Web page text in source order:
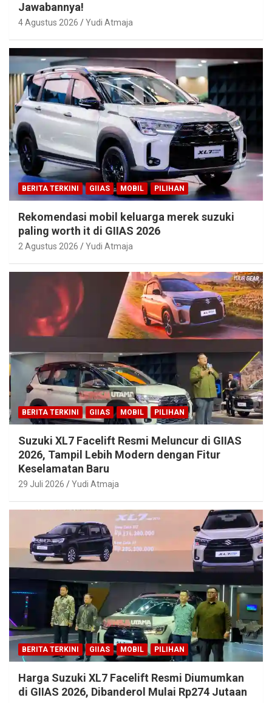
Jawabannya!
4 Agustus 2026 Yudi Atmaja
BERITA TERKINI GIIAS MOBIL PILIHAN
Rekomendasi mobil keluarga merek suzuki
paling worth it di GIIAS 2026
2 Agustus 2026 Yudi Atmaja
BERITA TERKINI GIIAS MOBIL PILIHAN
Suzuki XL7 Facelift Resmi Meluncur di GIIAS
2026, Tampil Lebih Modern dengan Fitur
Keselamatan Baru
29 Juli 2026 Yudi Atmaja
BERITA TERKINI GIIAS MOBIL PILIHAN
Harga Suzuki XL7 Facelift Resmi Diumumkan
di GIIAS 2026, Dibanderol Mulai Rp274 Jutaan